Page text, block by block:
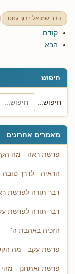
חיפוש
חיפוש...
מאמרים אחרונים
פרשת ראה - מה
הראיה - לדרך טובה
דבר תורה לפרשת
דבר תורה לפרשת
הזכיה באהבת ה'
פרשת עקב - מה
פרשת ואתחנן -
הרב שמואל ברוך גנוט
קודם
הבא